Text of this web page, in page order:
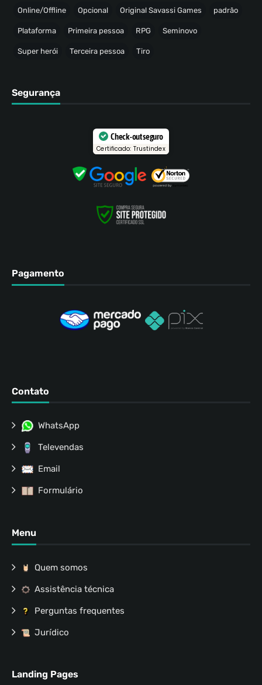
Online/Offline Opcional Original Savassi Games padrão
Plataforma Primeira pessoa RPG Seminovo
Super herói Terceira pessoa Tiro
Segurança
Check-out seguro
Certificado: Trustindex
Pagamento
Contato
WhatsApp
Televendas
Email
Formulário
Menu
Quem somos
Assistência técnica
Perguntas frequentes
Jurídico
Landing Pages